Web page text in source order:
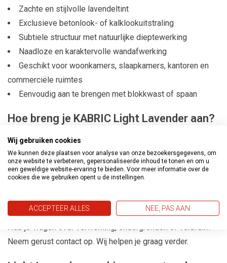
Zachte en stijlvolle lavendeltint
Exclusieve betonlook- of kalklookuitstraling
Subtiele structuur met natuurlijke dieptewerking
Naadloze en karaktervolle wandafwerking
Geschikt voor woonkamers, slaapkamers, kantoren en
commerciële ruimtes
Eenvoudig aan te brengen met blokkwast of spaan
Hoe breng je KABRIC Light Lavender aan?
KABRIC structuurverf is eenvoudig te verwerken, ook
zonder professionele ervaring. Je brengt de verf aan met
een blokkwast of spaan en werkt in overlappende
bewegingen voor een egaal maar levendig resultaat. Tijdens
die KABRIC zijn unieke uitstraling geeft.
Heb je vragen over verwerking, ondergronden of verbruik?
Neem gerust contact op. Wij helpen je graag verder.
Wij gebruiken cookies
We kunnen deze plaatsen voor analyse van onze bezoekersgegevens, om
onze website te verbeteren, gepersonaliseerde inhoud te tonen en om u
een geweldige website-ervaring te bieden. Voor meer informatie over de
cookies die we gebruiken opent u de instellingen.
ACCEPTEER ALLES NEE, PAS AAN